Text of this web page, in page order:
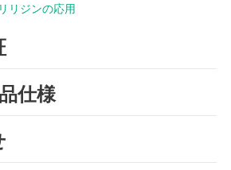
リジンの応用
仕様